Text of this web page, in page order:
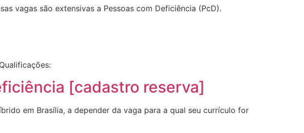
vagas são extensivas a Pessoas com Deficiência (PcD).
[cadastro reserva]
em Brasília, a depender da vaga para a qual seu currículo for